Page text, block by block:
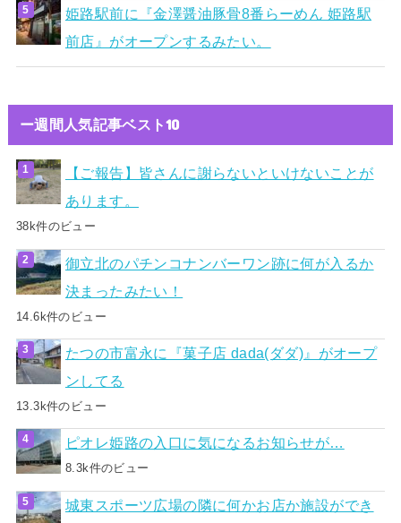
姫路駅前に『金澤醤油豚骨8番らーめん 姫路駅
前店』がオープンするみたい。
ー週間人気記事ベスト10
【ご報告】皆さんに謝らないといけないことが
あります。
38k件のビュー
御立北のパチンコナンバーワン跡に何が入るか
決まったみたい！
14.6k件のビュー
たつの市富永に『菓子店 dada(ダダ)』がオープ
ンしてる
13.3k件のビュー
ピオレ姫路の入口に気になるお知らせが…
8.3k件のビュー
城東スポーツ広場の隣に何かお店か施設ができ